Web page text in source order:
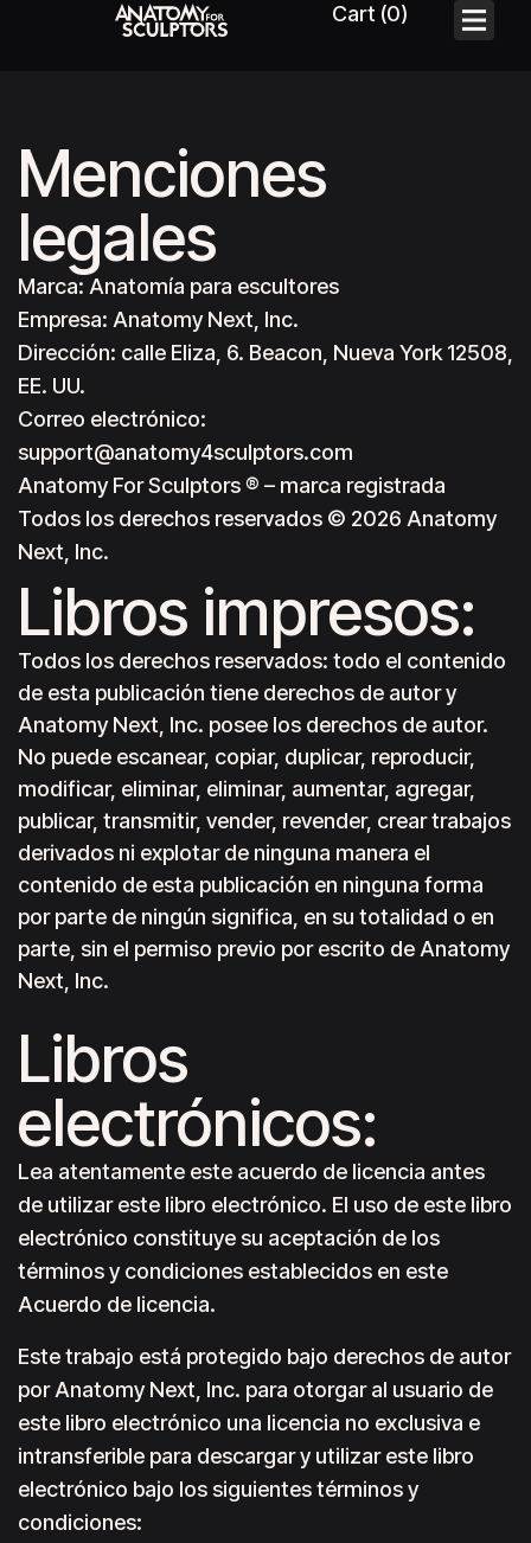
Menciones
legales
Marca: Anatomía para escultores
Empresa: Anatomy Next, Inc.
Dirección: calle Eliza, 6. Beacon, Nueva York 12508,
EE. UU.
Correo electrónico:
support@anatomy4sculptors.com
Anatomy For Sculptors ® – marca registrada
Todos los derechos reservados © 2026 Anatomy
Next, Inc.
Libros impresos:
Todos los derechos reservados: todo el contenido
de esta publicación tiene derechos de autor y
Anatomy Next, Inc. posee los derechos de autor.
No puede escanear, copiar, duplicar, reproducir,
modificar, eliminar, eliminar, aumentar, agregar,
publicar, transmitir, vender, revender, crear trabajos
derivados ni explotar de ninguna manera el
contenido de esta publicación en ninguna forma
por parte de ningún significa, en su totalidad o en
parte, sin el permiso previo por escrito de Anatomy
Next, Inc.
Libros
electrónicos:
Lea atentamente este acuerdo de licencia antes
de utilizar este libro electrónico. El uso de este libro
electrónico constituye su aceptación de los
términos y condiciones establecidos en este
Acuerdo de licencia.
Este trabajo está protegido bajo derechos de autor
por Anatomy Next, Inc. para otorgar al usuario de
este libro electrónico una licencia no exclusiva e
intransferible para descargar y utilizar este libro
electrónico bajo los siguientes términos y
condiciones: